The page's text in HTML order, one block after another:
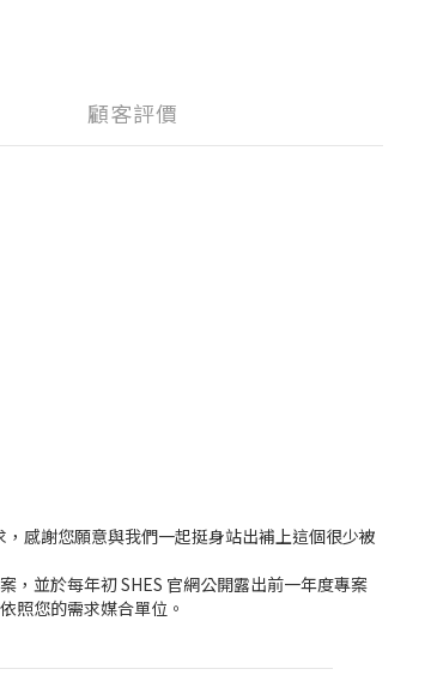
顧客評價
感謝您願意與我們一起挺身站出補上這個很少被
，並於每年初 SHES 官網公開露出前一年度專案
照您的需求媒合單位。